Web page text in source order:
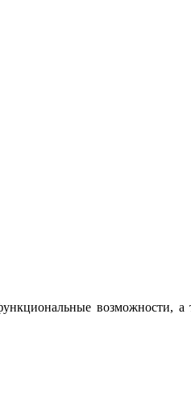
возможности,